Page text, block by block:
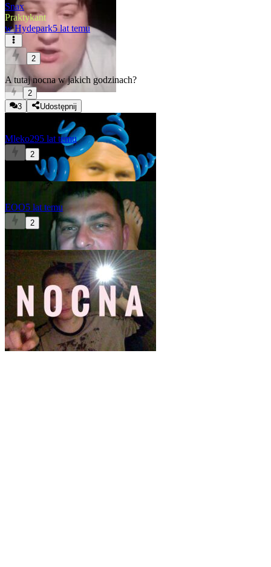
Snax
Praktykant
w Hydepark5 lat temu
2
A tutaj nocna w jakich godzinach?
2
3
Udostępnij
Mleko295 lat temu
2
cały czas
EOO5 lat temu
2